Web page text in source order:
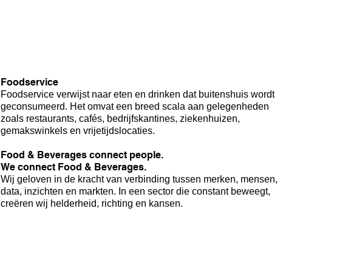
Foodservice
Foodservice verwijst naar eten en drinken dat buitenshuis wordt
geconsumeerd. Het omvat een breed scala aan gelegenheden
zoals restaurants, cafés, bedrijfskantines, ziekenhuizen,
gemakswinkels en vrijetijdslocaties.
Food & Beverages connect people.
We connect Food & Beverages.
Wij geloven in de kracht van verbinding tussen merken, mensen,
data, inzichten en markten. In een sector die constant beweegt,
creëren wij helderheid, richting en kansen.